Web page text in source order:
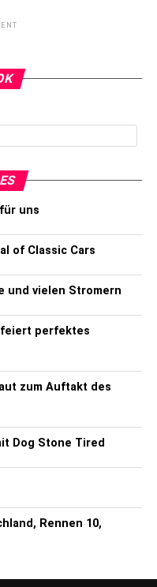
uns
of Classic Cars
und vielen Stromern
feiert perfektes
zum Auftakt des
Dog Stone Tired
Rennen 10,